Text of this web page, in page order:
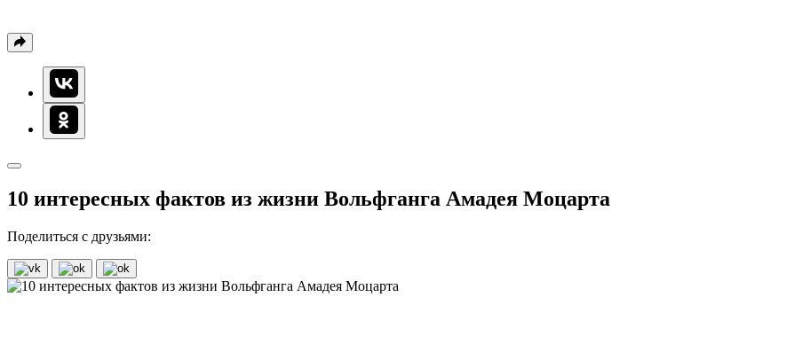
10 интересных фактов из жизни Вольфганга Амадея Моцарта
Поделиться с друзьями: